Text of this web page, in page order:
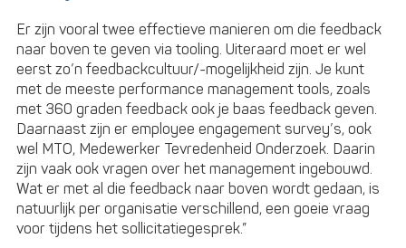
Er zijn vooral twee effectieve manieren om die feedback
naar boven te geven via tooling. Uiteraard moet er wel
eerst zo’n feedbackcultuur/-mogelijkheid zijn. Je kunt
met de meeste performance management tools, zoals
met 360 graden feedback ook je baas feedback geven.
Daarnaast zijn er employee engagement survey’s, ook
wel MTO, Medewerker Tevredenheid Onderzoek. Daarin
zijn vaak ook vragen over het management ingebouwd.
Wat er met al die feedback naar boven wordt gedaan, is
natuurlijk per organisatie verschillend, een goeie vraag
voor tijdens het sollicitatiegesprek.”